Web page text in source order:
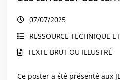
07/07/2025
RESSOURCE TECHNIQUE
TEXTE BRUT OU ILLUSTRÉ
Ce poster a été présenté aux